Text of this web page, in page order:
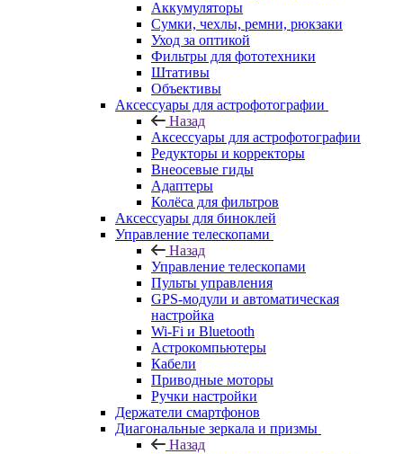
Аккумуляторы
Сумки, чехлы, ремни, рюкзаки
Уход за оптикой
Фильтры для фототехники
Штативы
Объективы
Аксессуары для астрофотографии
Назад
Аксессуары для астрофотографии
Редукторы и корректоры
Внеосевые гиды
Адаптеры
Колёса для фильтров
Аксессуары для биноклей
Управление телескопами
Назад
Управление телескопами
Пульты управления
GPS-модули и автоматическая
настройка
Wi-Fi и Bluetooth
Астрокомпьютеры
Кабели
Приводные моторы
Ручки настройки
Держатели смартфонов
Диагональные зеркала и призмы
Назад